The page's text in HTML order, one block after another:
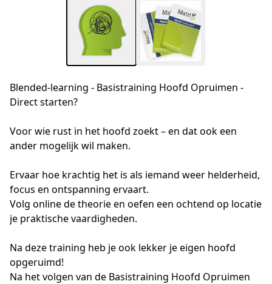
Blended-learning - Basistraining Hoofd Opruimen -
Direct starten?
Voor wie rust in het hoofd zoekt – en dat ook een
ander mogelijk wil maken.
Ervaar hoe krachtig het is als iemand weer helderheid,
focus en ontspanning ervaart.
Volg online de theorie en oefen een ochtend op locatie
je praktische vaardigheden.
Na deze training heb je ook lekker je eigen hoofd
opgeruimd!
Na het volgen van de Basistraining Hoofd Opruimen